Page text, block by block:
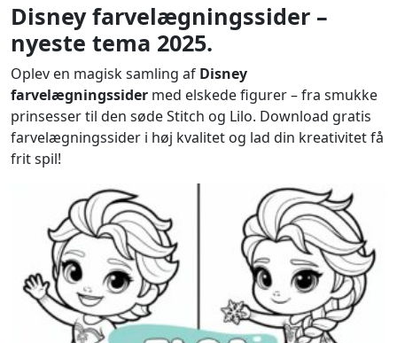
Disney farvelægningssider –
nyeste tema 2025.
Oplev en magisk samling af Disney
farvelægningssider med elskede figurer – fra smukke
prinsesser til den søde Stitch og Lilo. Download gratis
farvelægningssider i høj kvalitet og lad din kreativitet få
frit spil!